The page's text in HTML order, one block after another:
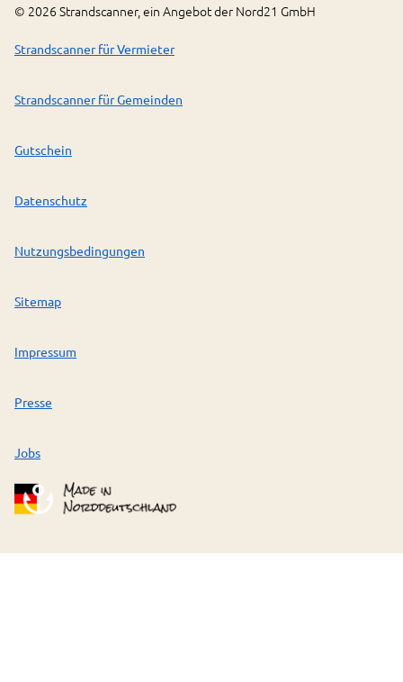
© 2026 Strandscanner, ein Angebot der Nord21 GmbH
Strandscanner für Vermieter
Strandscanner für Gemeinden
Gutschein
Datenschutz
Nutzungsbedingungen
Sitemap
Impressum
Presse
Jobs